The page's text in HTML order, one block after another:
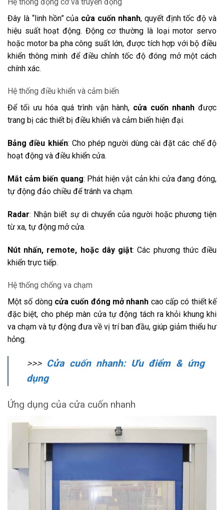
Đây là “linh hồn” của cửa cuốn nhanh, quyết định tốc độ và
hiệu suất hoạt động. Động cơ thường là loại motor servo
hoặc motor ba pha công suất lớn, được tích hợp với bộ điều
khiển thông minh để điều chỉnh tốc độ đóng mở một cách
chính xác.
Hệ thống điều khiển và cảm biến
Để tối ưu hóa quá trình vận hành, cửa cuốn nhanh được
trang bị các thiết bị điều khiển và cảm biến hiện đại.
Bảng điều khiển: Cho phép người dùng cài đặt các chế độ
hoạt động và điều khiển cửa.
Mắt cảm biến quang: Phát hiện vật cản khi cửa đang đóng,
tự động đảo chiều để tránh va chạm.
Radar: Nhận biết sự di chuyển của người hoặc phương tiện
từ xa, tự động mở cửa.
Nút nhấn, remote, hoặc dây giật: Các phương thức điều
khiển trực tiếp.
Hệ thống chống va chạm
Một số dòng cửa cuốn đóng mở nhanh cao cấp có thiết kế
đặc biệt, cho phép màn cửa tự động tách ra khỏi khung khi
va chạm và tự động đưa về vị trí ban đầu, giúp giảm thiểu hư
hỏng.
>>> Cửa cuốn nhanh: Ưu điểm & ứng
dụng
Ứng dụng của cửa cuốn nhanh